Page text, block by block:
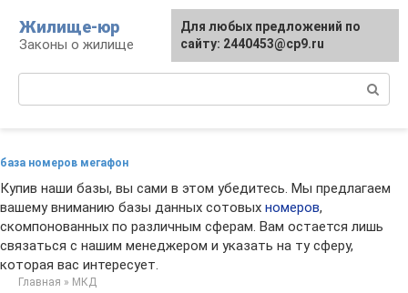
контенту
Жилище-юр
Законы о жилище
база номеров мегафон
Купив наши базы, вы сами в этом убедитесь. Мы предлагаем
вашему вниманию базы данных сотовых номеров,
скомпонованных по различным сферам. Вам остается лишь
связаться с нашим менеджером и указать на ту сферу,
которая вас интересует.
Главная » МКД
Для любых предложений по
сайту: 2440453@cp9.ru